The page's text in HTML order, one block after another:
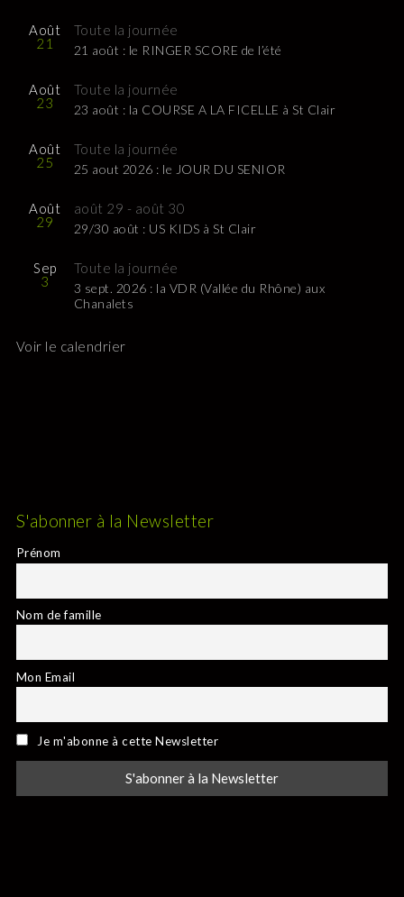
Août
21
Toute la journée
21 août : le RINGER SCORE de l’été
Août
23
Toute la journée
23 août : la COURSE A LA FICELLE à St Clair
Août
25
Toute la journée
25 aout 2026 : le JOUR DU SENIOR
Août
29
août 29 - août 30
29/30 août : US KIDS à St Clair
Sep
3
Toute la journée
3 sept. 2026 : la VDR (Vallée du Rhône) aux
Chanalets
Voir le calendrier
S'abonner à la Newsletter
Prénom
Nom de famille
Mon Email
Je m'abonne à cette Newsletter